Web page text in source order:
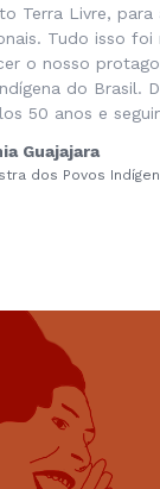
Terra Livre, para
Tudo isso
o nosso
do Brasil.
50 anos e
Guajajara
dos Povos